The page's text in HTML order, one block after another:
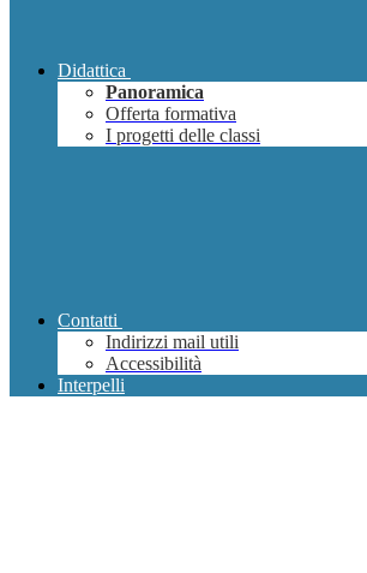
Didattica
Panoramica
Offerta formativa
I progetti delle classi
Contatti
Indirizzi mail utili
Accessibilità
Interpelli